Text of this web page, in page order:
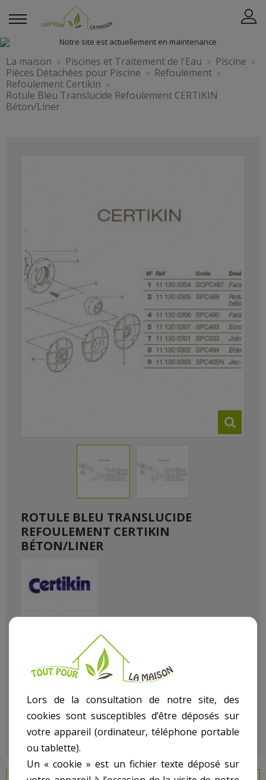
La maison Piscines et Traitement de l'Eau
Piscine
Pièces Détachées pour Piscine
Refoulement
Refoulement Certikin
Rotule Bleu Translucide Refoulement CERTIKIN
Béton/Liner
ROTULE BLEU TRANSLUCIDE
REFOULEMENT CERTIKIN
BÉTON/LINER
Lors de la consultation de notre site, des
cookies sont susceptibles d’être déposés sur
votre appareil (ordinateur, téléphone portable
ou tablette).
Un « cookie » est un fichier texte déposé sur